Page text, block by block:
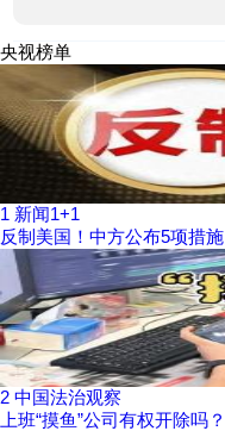
央视榜单
1 新闻1+1
反制美国！中方公布5项措施
2 中国法治观察
上班“摸鱼”公司有权开除吗？